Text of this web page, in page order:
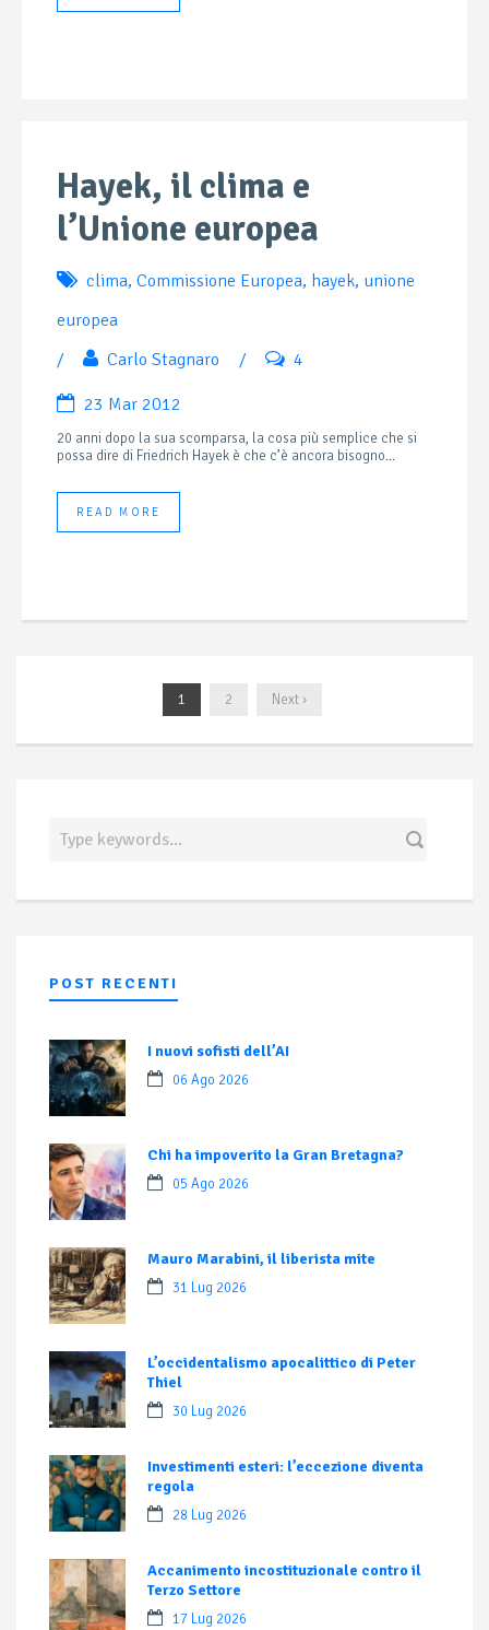
Hayek, il clima e
l’Unione europea
clima, Commissione Europea, hayek, unione
europea
/
Carlo Stagnaro / 4
23 Mar 2012
20 anni dopo la sua scomparsa, la cosa più semplice che si
possa dire di Friedrich Hayek è che c’è ancora bisogno...
READ MORE
1 2 Next ›
POST RECENTI
I nuovi sofisti dell’AI
06 Ago 2026
Chi ha impoverito la Gran Bretagna?
05 Ago 2026
Mauro Marabini, il liberista mite
31 Lug 2026
L’occidentalismo apocalittico di Peter
Thiel
30 Lug 2026
Investimenti esteri: l’eccezione diventa
regola
28 Lug 2026
Accanimento incostituzionale contro il
Terzo Settore
17 Lug 2026